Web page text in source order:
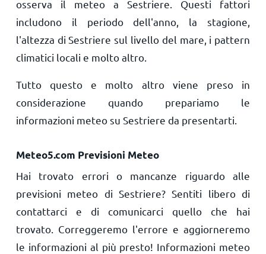
osserva il meteo a Sestriere. Questi fattori
includono il periodo dell'anno, la stagione,
l'altezza di Sestriere sul livello del mare, i pattern
climatici locali e molto altro.
Tutto questo e molto altro viene preso in
considerazione quando prepariamo le
informazioni meteo su Sestriere da presentarti.
Meteo5.com Previsioni Meteo
Hai trovato errori o mancanze riguardo alle
previsioni meteo di Sestriere? Sentiti libero di
contattarci e di comunicarci quello che hai
trovato. Correggeremo l'errore e aggiorneremo
le informazioni al più presto! Informazioni meteo